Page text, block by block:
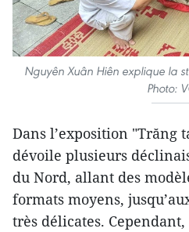
Nguyên Xuân Hiên explique la
Photo:
Dans l’exposition "Trăng
dévoile plusieurs
du Nord, allant des
formats moyens,
très délicates.